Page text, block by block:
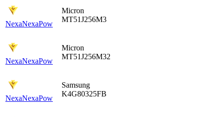
NexaNexaPow
Micron
MT51J256M3
NexaNexaPow
Micron
MT51J256M32
NexaNexaPow
Samsung
K4G80325FB